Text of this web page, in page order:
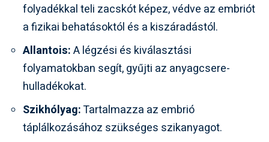
folyadékkal teli zacskót képez, védve az embriót
a fizikai behatásoktól és a kiszáradástól.
Allantois:A légzési és kiválasztási
folyamatokban segít, gyűjti az anyagcsere-
hulladékokat.
Szikhólyag:Tartalmazza az embrió
táplálkozásához szükséges szikanyagot.